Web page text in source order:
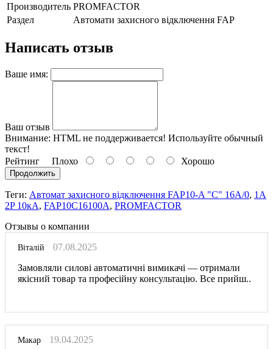
Производитель PROMFACTOR
Раздел
Автомати захисного відключення FAP
Написать отзыв
Ваше имя:
Ваш отзыв
Внимание: HTML не поддерживается! Используйте обычный
текст!
Рейтинг Плохо Хорошо
Продолжить
Теги: Автомат захисного відключення FAP10-A "C" 16А/0, 1A
2P 10кА, FAP10C16100A, PROMFACTOR
Отзывы о компании
Віталій
07.08.2025
Замовляли силові автоматичні вимикачі — отримали
якісний товар та професійну консультацію. Все прийш..
Макар 19.04.2025